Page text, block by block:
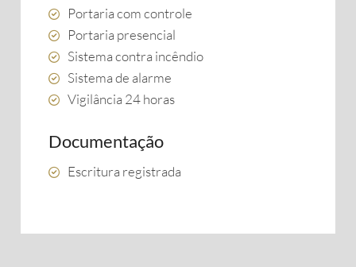
Portaria com controle
Portaria presencial
Sistema contra incêndio
Sistema de alarme
Vigilância 24 horas
Documentação
Escritura registrada